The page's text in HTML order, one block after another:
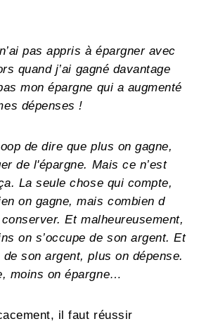
pas appris à épargner avec
quand j’ai gagné davantage
mon épargne qui a augmenté
dépenses !
de dire que plus on gagne,
de l'épargne. Mais ce n’est
La seule chose qui compte,
on gagne, mais combien d
Et malheureusement,
on s’occupe de son argent. Et
de son argent, plus on dépense.
moins on épargne…
il faut réussir